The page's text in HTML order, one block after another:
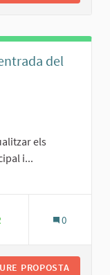
del
els
i...
l'àmbit: Sencelles Nucli
0
PROPOSTA